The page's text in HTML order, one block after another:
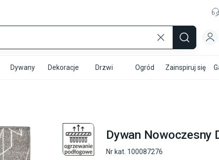
Dywany Dekoracje Drzwi Ogród Zainspiruj się
Dywan Nowoczesny
Nr kat. 100087276